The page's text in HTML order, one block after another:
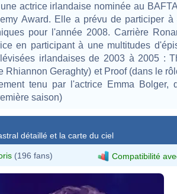
actrice irlandaise nominée au
Award. Elle a prévu de participer à
pour l'année 2008. Carrière
en participant à une multitudes
irlandaises de 2003 à 2005 :
Rhiannon Geraghty) et Proof (dans le
tenu par l'actrice Emma Bolger,
saison)
détaillé et la carte du ciel
(196 fans) Compatibilité